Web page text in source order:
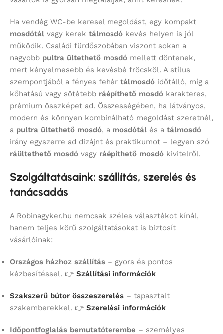
Ha vendég WC-be keresel megoldást, egy kompakt
mosdótál vagy kerek tálmosdó kevés helyen is jól
működik. Családi fürdőszobában viszont sokan a
nagyobb pultra ültethető mosdó mellett döntenek,
mert kényelmesebb és kevésbé fröcsköl. A stílus
szempontjából a fényes fehér tálmosdó időtálló, míg a
kőhatású vagy sötétebb ráépíthető mosdó karakteres,
prémium összképet ad. Összességében, ha látványos,
modern és könnyen kombinálható megoldást szeretnél,
a pultra ültethető mosdó, a mosdótál és a tálmosdó
irány egyszerre ad dizájnt és praktikumot – legyen szó
ráültethető mosdó vagy ráépíthető mosdó kivitelről.
Szolgáltatásaink: szállítás, szerelés és
tanácsadás
A Robinagyker.hu nemcsak széles választékot kínál,
hanem teljes körű szolgáltatásokat is biztosít
vásárlóinak:
Országos házhoz szállítás – gyors és pontos
kézbesítéssel. 👉 Szállítási információk
Szakszerű bútor összeszerelés – tapasztalt
szakemberekkel. 👉 Szerelési információk
Időpontfoglalás bemutatóterembe – személyes